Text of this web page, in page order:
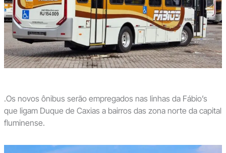
.Os novos ônibus serão empregados nas linhas da Fábio’s
que ligam Duque de Caxias a bairros das zona norte da capital
fluminense.